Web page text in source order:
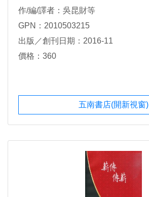
作/編/譯者：吳昆財等
GPN：2010503215
出版／創刊日期：2016-11
價格：360
五南書店(開新視窗)